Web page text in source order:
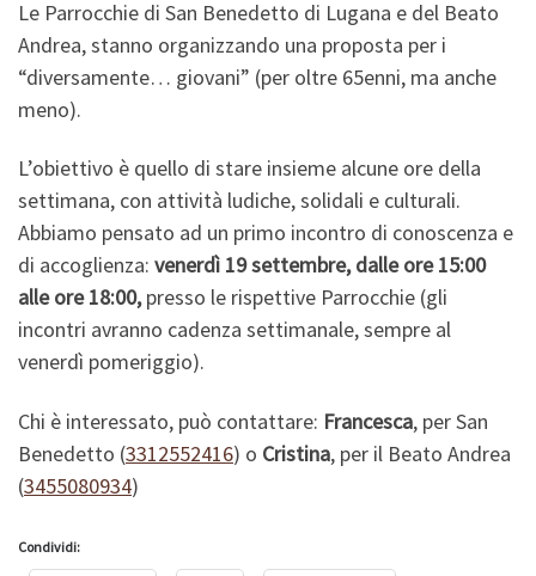
Le Parrocchie di San Benedetto di Lugana e del Beato
Andrea, stanno organizzando una proposta per i
“diversamente… giovani” (per oltre 65enni, ma anche
meno).
L’obiettivo è quello di stare insieme alcune ore della
settimana, con attività ludiche, solidali e culturali.
Abbiamo pensato ad un primo incontro di conoscenza e
di accoglienza: venerdì 19 settembre, dalle ore 15:00
alle ore 18:00,presso le rispettive Parrocchie (gli
incontri avranno cadenza settimanale, sempre al
venerdì pomeriggio).
Chi è interessato, può contattare: Francesca, per San
Benedetto (3312552416) o Cristina, per il Beato Andrea
(3455080934)
Condividi: